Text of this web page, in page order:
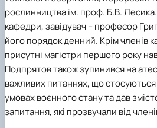
практики
рослинництва ім. проф. Б.В. Лесика.
кафедри, завідувач – професор
його порядок денний. Крім членів
присутні магістри першого року
Подпрятов також зупинився на
важливих питаннях, що стосуються
умовах воєнного стану та дав
запитання, які прозвучали від